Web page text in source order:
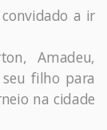
a ir
Amadeu,
filho para
na cidade